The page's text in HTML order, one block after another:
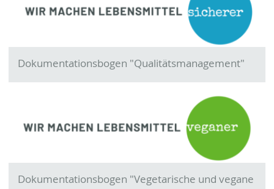
Dokumentationsbogen "Qualitätsmanagement"
Dokumentationsbogen "Vegetarische und vegane